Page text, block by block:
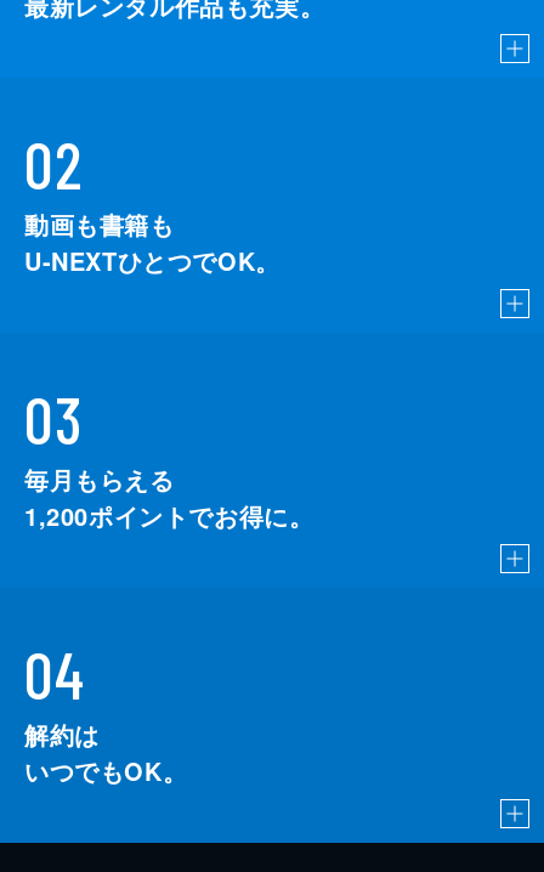
02
動画も書籍も
U-NEXTひとつでOK。
03
毎月もらえる
1,200ポイントでお得に。
04
解約は
いつでもOK。